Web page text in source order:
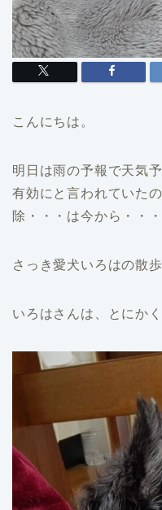
こんにちは。
明日は雨の予報で天気
有効にと言われていた
除・・・は今から・・
さっき愛犬いろはの散
いろはさんは、とにか